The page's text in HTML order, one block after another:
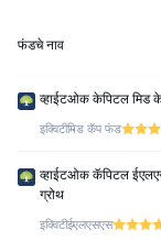
फंडचे नाव
व्हाईटओक केपिटल मिड
इक्विटीमिड कॅप फंड
व्हाईटओक कॅपिटल
ग्रोथ
इक्विटीईएलएसएस